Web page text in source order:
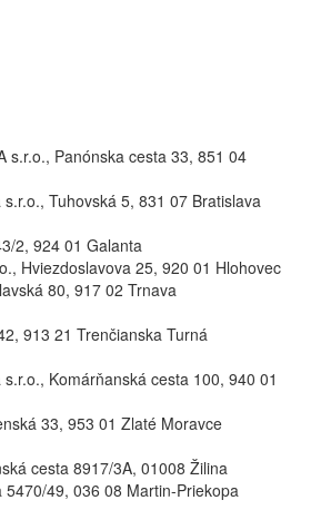
s.r.o., Panónska cesta 33, 851 04
Tuhovská 5, 831 07 Bratislava
2, 924 01 Galanta
Hviezdoslavova 25, 920 01 Hlohovec
80, 917 02 Trnava
913 21 Trenčianska Turná
Komárňanská cesta 100, 940 01
33, 953 01 Zlaté Moravce
cesta 8917/3A, 01008 Žilina
5470/49, 036 08 Martin-Priekopa